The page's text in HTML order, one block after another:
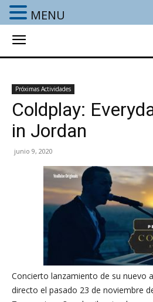
Próximas Actividades
Coldplay:
in Jordan
junio 9, 2020
Concierto lanzamiento de su nuevo
directo el pasado 23 de noviembre
MENU